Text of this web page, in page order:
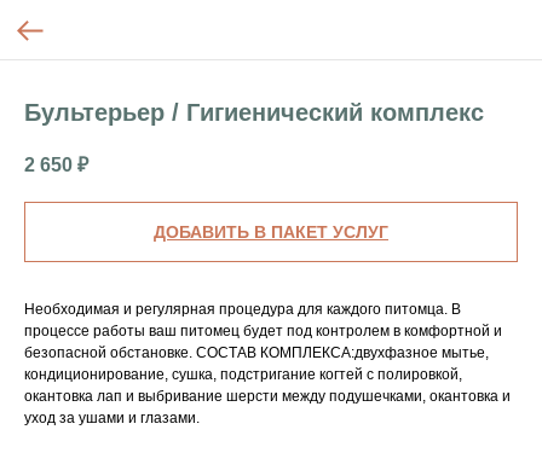
Бультерьер / Гигиенический комплекс
2 650 ₽
ДОБАВИТЬ В ПАКЕТ УСЛУГ
Необходимая и регулярная процедура для каждого питомца. В
процессе работы ваш питомец будет под контролем в комфортной и
безопасной обстановке. СОСТАВ КОМПЛЕКСА:двухфазное мытье,
кондиционирование, сушка, подстригание когтей с полировкой,
окантовка лап и выбривание шерсти между подушечками, окантовка и
уход за ушами и глазами.